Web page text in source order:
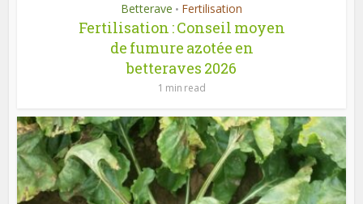
Betterave • Fertilisation
Fertilisation : Conseil moyen
de fumure azotée en
betteraves 2026
1 min read